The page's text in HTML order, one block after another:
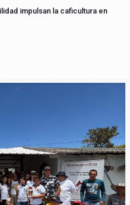
impulsan la caficultura en